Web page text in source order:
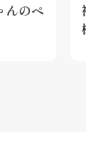
んのペ